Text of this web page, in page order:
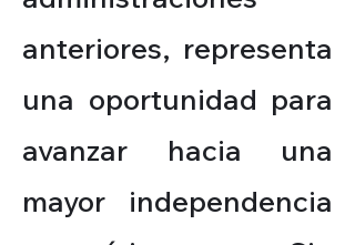
anteriores, representa
una oportunidad para
avanzar hacia una
mayor independencia